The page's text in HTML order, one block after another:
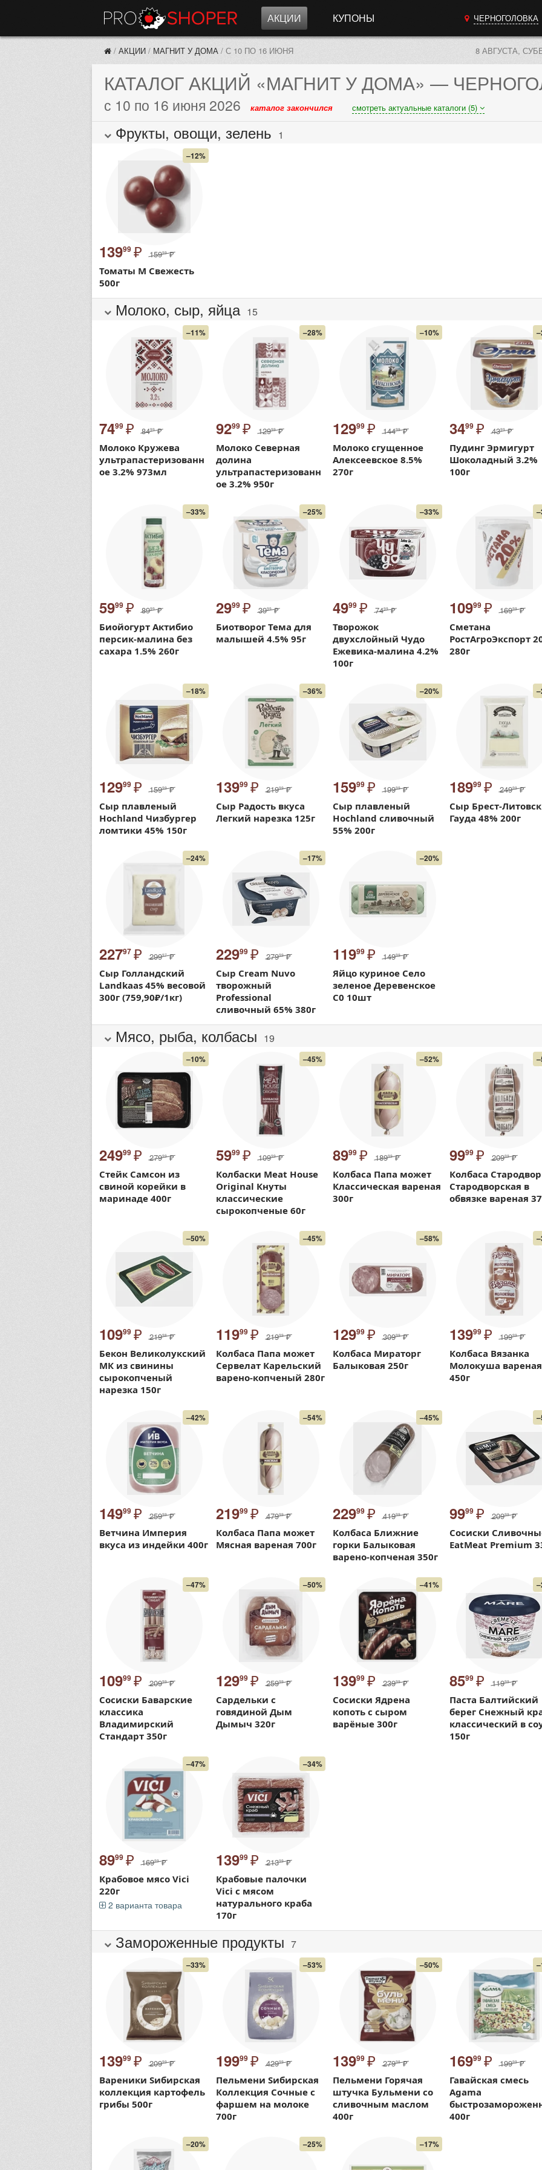
АКЦИИ КУПОНЫ ЧЕРНОГОЛОВКА
/ АКЦИИ / МАГНИТ У ДОМА / С 10 ПО 16 ИЮНЯ 8 АВГУСТА,
КАТАЛОГ АКЦИЙ «МАГНИТ У ДОМА» —
с 10 по 16 июня 2026 каталог закончился смотреть актуальные каталоги (5)
Фрукты, овощи, зелень 1
–12%
13999 ₽ 15999 ₽
Томаты М Свежесть
500г
Молоко, сыр, яйца 15
–11%
7499 ₽ 8499 ₽
Молоко Кружева
ультрапастеризованн
ое 3.2% 973мл
–28%
9299 ₽ 12999 ₽
Молоко Северная
долина
ультрапастеризованн
ое 3.2% 950г
–10%
12999 ₽ 14499 ₽
Молоко сгущенное
Алексеевское 8.5%
270г
3499 ₽ 4399 ₽
Пудинг Эрмигурт
Шоколадный 3.2%
100г
–33%
5999 ₽ 8999 ₽
Биойогурт Актибио
персик-малина без
сахара 1.5% 260г
–25%
2999 ₽ 3999 ₽
Биотворог Тема для
малышей 4.5% 95г
–33%
4999 ₽ 7499 ₽
Творожок
двухслойный Чудо
Ежевика-малина 4.2%
100г
10999 ₽ 16999 ₽
Сметана
РостАгроЭкспорт
280г
–18%
12999 ₽ 15999 ₽
Сыр плавленый
Hochland Чизбургер
ломтики 45% 150г
–36%
13999 ₽ 21999 ₽
Сыр Радость вкуса
Легкий нарезка 125г
–20%
15999 ₽ 19999 ₽
Сыр плавленый
Hochland сливочный
55% 200г
18999 ₽ 24999 ₽
Сыр Брест-Литовск
Гауда 48% 200г
–24%
22797 ₽ 29997 ₽
Сыр Голландский
Landkaas 45% весовой
300г (759,90₽/1кг)
–17%
22999 ₽ 27999 ₽
Сыр Cream Nuvo
творожный
Professional
сливочный 65% 380г
–20%
11999 ₽ 14999 ₽
Яйцо куриное Село
зеленое Деревенское
С0 10шт
Мясо, рыба, колбасы 19
–10%
24999 ₽ 27999 ₽
Стейк Самсон из
свиной корейки в
маринаде 400г
–45%
5999 ₽ 10999 ₽
Колбаски Meat House
Original Кнуты
классические
сырокопченые 60г
–52%
8999 ₽ 18999 ₽
Колбаса Папа может
Классическая вареная
300г
9999 ₽ 20999 ₽
Колбаса
Стародворская в
обвязке вареная
–50%
10999 ₽ 21998 ₽
Бекон Великолукский
МК из свинины
сырокопченый
нарезка 150г
–45%
11999 ₽ 21999 ₽
Колбаса Папа может
Сервелат Карельский
варено-копченый 280г
–58%
12999 ₽ 30999 ₽
Колбаса Мираторг
Балыковая 250г
13999 ₽ 19999 ₽
Колбаса Вязанка
Молокуша вареная
450г
–42%
14999 ₽ 25999 ₽
Ветчина Империя
вкуса из индейки 400г
–54%
21999 ₽ 47999 ₽
Колбаса Папа может
Мясная вареная 700г
–45%
22999 ₽ 41999 ₽
Колбаса Ближние
горки Балыковая
варено-копченая 350г
9999 ₽ 20999 ₽
Сосиски
EatMeat Premium
–47%
10999 ₽ 20999 ₽
Сосиски Баварские
классика
Владимирский
Стандарт 350г
–50%
12999 ₽ 25999 ₽
Сардельки с
говядиной Дым
Дымыч 320г
–41%
13999 ₽ 23999 ₽
Сосиски Ядрена
копоть с сыром
варёные 300г
8599 ₽ 11999 ₽
Паста Балтийский
берег Снежный
классический в
150г
–47%
8999 ₽ 16999 ₽
Крабовое мясо Vici
220г
2 варианта товара
–34%
13999 ₽ 21399 ₽
Крабовые палочки
Vici с мясом
натурального краба
170г
Замороженные продукты 7
–33%
13999 ₽ 20999 ₽
Вареники Sибирская
коллекция картофель
грибы 500г
–53%
19999 ₽ 42999 ₽
Пельмени Sибирская
Коллекция Сочные с
фаршем на молоке
700г
–50%
13999 ₽ 27998 ₽
Пельмени Горячая
штучка Бульмени со
сливочным маслом
400г
16999 ₽ 19999 ₽
Гавайская смесь
Agama
400г
–20% –25% –17%